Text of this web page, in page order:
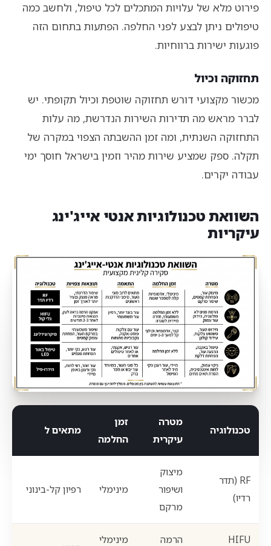
פירוט מלא של עלויות המתכלים לכל טיפול, ולחשב כמה
טיפולים ניתן לבצע לפני החלפה. הפתעות בתחום הזה
פוגעות ישירות ברווחיות.
תחזוקה וכיול
מכשור מקצועי דורש תחזוקה שוטפת וכיול תקופתי. יש
לברר מראש מה תדירות השירות הנדרשת, מה עלות
התחזוקה השנתית, ומה זמן ההשבתה הצפוי במקרה של
תקלה. ספק שמציע שירות מהיר וזמין בישראל חוסך ימי
עבודה יקרים.
השוואת טכנולוגיות אנטי אייג'ינג
עיקריות
טכנולוגיה
מטרה
עיקרית
זמן
החלמה
מתאים ל
RF (תדר
רדיו)
מיצוק
ושיפור
מרקם
מינימלי רפיון קל-בינוני
HIFU
הרמה
מינימלי